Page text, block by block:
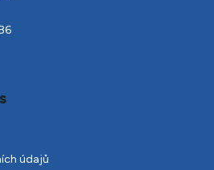
údajů